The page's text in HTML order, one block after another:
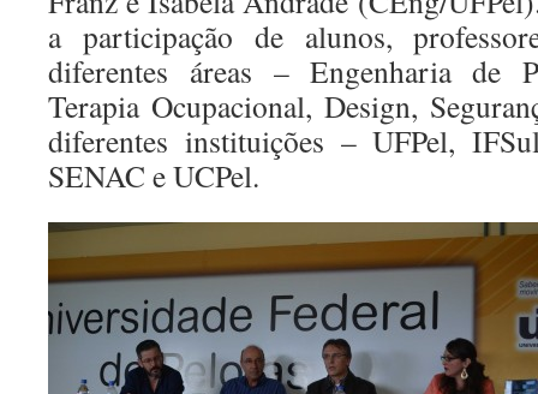
a participação de alunos,
diferentes áreas – Engenharia de
Terapia Ocupacional, Design,
diferentes instituições – UFPel,
SENAC e UCPel.